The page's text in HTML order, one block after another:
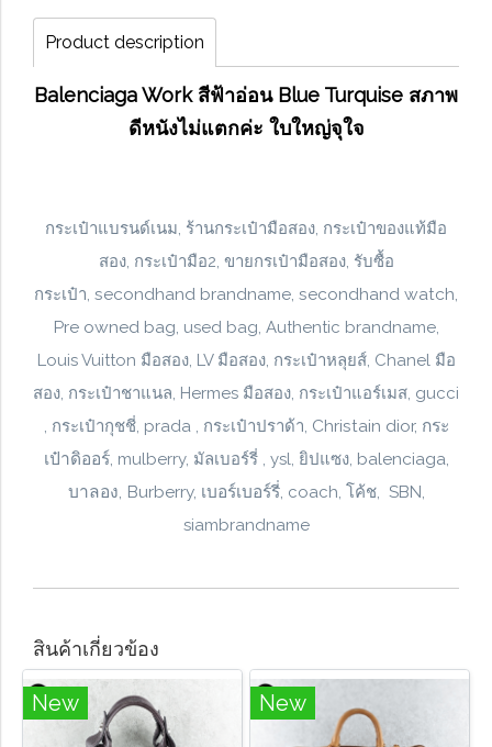
Product description
Balenciaga Work สีฟ้าอ่อน Blue Turquise สภาพ
ดีหนังไม่แตกค่ะ ใบใหญ่จุใจ
กระเป๋าแบรนด์เนม, ร้านกระเป๋ามือสอง, กระเป๋าของแท้มือ
สอง, กระเป๋ามือ2, ขายกรเป๋ามือสอง, รับซื้อ
กระเป๋า, secondhand brandname, secondhand watch,
Pre owned bag, used bag, Authentic brandname,
Louis Vuitton มือสอง, LV มือสอง, กระเป๋าหลุยส์, Chanel มือ
สอง, กระเป๋าชาแนล, Hermes มือสอง, กระเป๋าแอร์เมส, gucci
, กระเป๋ากุชชี่, prada , กระเป๋าปราด้า, Christain dior, กระ
เป๋าดิออร์, mulberry, มัลเบอร์รี่ , ysl, ยิปแซง, balenciaga,
บาลอง, Burberry, เบอร์เบอร์รี่, coach, โค้ช, SBN,
siambrandname
สินค้าเกี่ยวข้อง
New New